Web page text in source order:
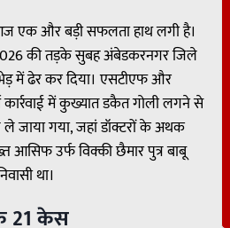
एक और बड़ी सफलता हाथ लगी है।
2026 की तड़के सुबह अंबेडकरनगर जिले
में ढेर कर दिया। एसटीएफ और
में कुख्यात डकैत गोली लगने से
जाया गया, जहां डॉक्टरों के अथक
आसिफ उर्फ विक्की छैमार पुत्र बाबू
था।
21 केस